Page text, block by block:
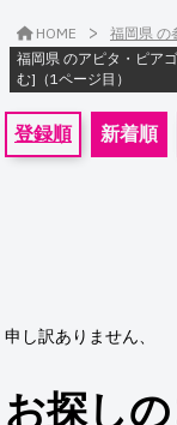
HOME > 福岡県 の
福岡県 のアピタ・ピア
む]（1ページ目）
登録順 新着順
申し訳ありません、
お探し